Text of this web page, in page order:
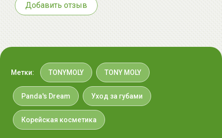
Добавить отзыв
Метки: TONYMOLY TONY MOLY
Panda's Dream Уход за губами
Корейская косметика